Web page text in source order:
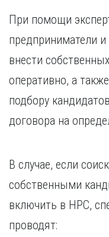
При помощи
предприниматели
внести
оперативно, а
подбору
договора на
В случае, если
собственными
включить в НРС,
проводят: